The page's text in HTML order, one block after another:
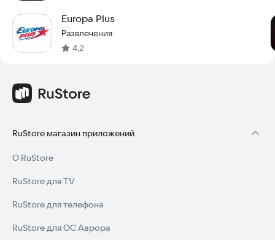
Europa Plus
Развлечения
4,2
RuStore магазин приложений
О RuStore
RuStore для TV
RuStore для телефона
RuStore для ОС Аврора